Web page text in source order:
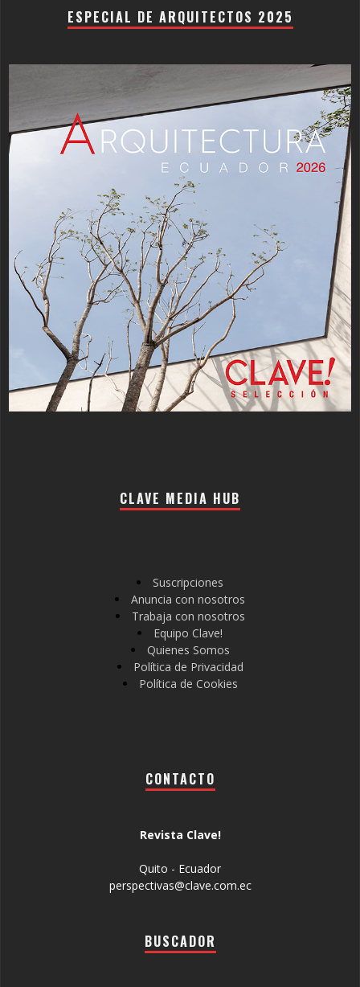
ESPECIAL DE ARQUITECTOS 2025
CLAVE MEDIA HUB
Suscripciones
Anuncia con nosotros
Trabaja con nosotros
Equipo Clave!
Quienes Somos
Política de Privacidad
Política de Cookies
CONTACTO
Revista Clave!
Quito - Ecuador
perspectivas@clave.com.ec
BUSCADOR